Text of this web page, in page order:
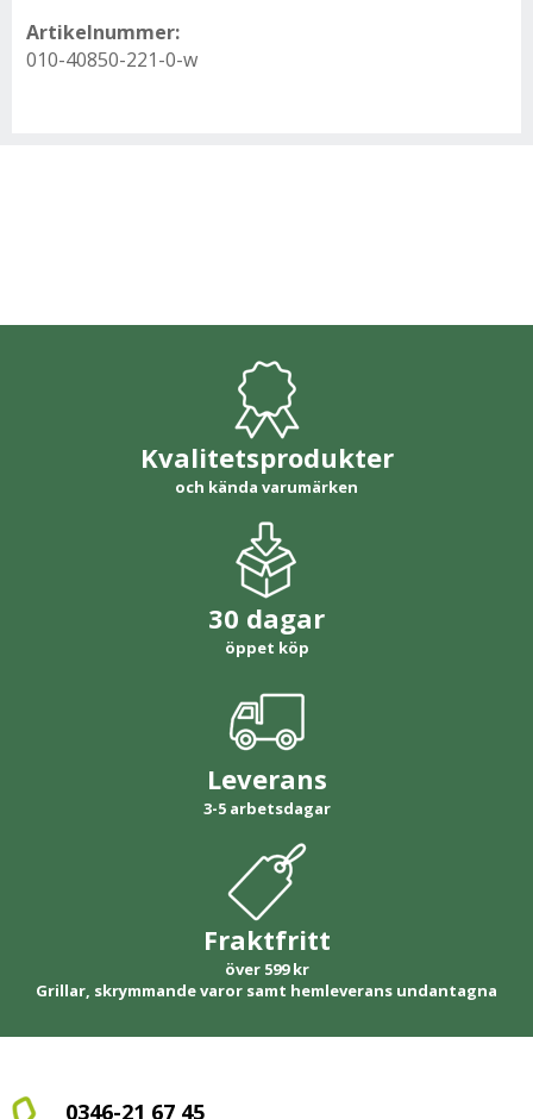
Artikelnummer:
010-40850-221-0-w
Kvalitetsprodukter
och kända varumärken
30 dagar
öppet köp
Leverans
3-5 arbetsdagar
Fraktfritt
över 599 kr
Grillar, skrymmande varor samt hemleverans undantagna
0346-21 67 45